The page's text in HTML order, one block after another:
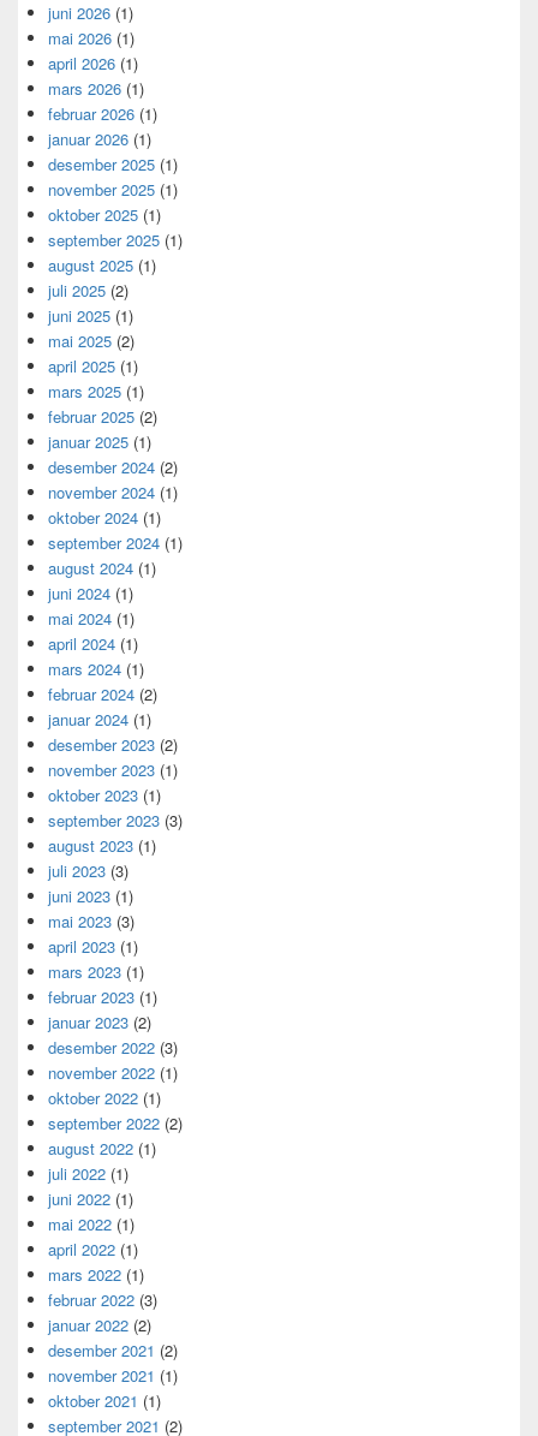
juni 2026 (1)
mai 2026 (1)
april 2026 (1)
mars 2026 (1)
februar 2026 (1)
januar 2026 (1)
desember 2025 (1)
november 2025 (1)
oktober 2025 (1)
september 2025 (1)
august 2025 (1)
juli 2025 (2)
juni 2025 (1)
mai 2025 (2)
april 2025 (1)
mars 2025 (1)
februar 2025 (2)
januar 2025 (1)
desember 2024 (2)
november 2024 (1)
oktober 2024 (1)
september 2024 (1)
august 2024 (1)
juni 2024 (1)
mai 2024 (1)
april 2024 (1)
mars 2024 (1)
februar 2024 (2)
januar 2024 (1)
desember 2023 (2)
november 2023 (1)
oktober 2023 (1)
september 2023 (3)
august 2023 (1)
juli 2023 (3)
juni 2023 (1)
mai 2023 (3)
april 2023 (1)
mars 2023 (1)
februar 2023 (1)
januar 2023 (2)
desember 2022 (3)
november 2022 (1)
oktober 2022 (1)
september 2022 (2)
august 2022 (1)
juli 2022 (1)
juni 2022 (1)
mai 2022 (1)
april 2022 (1)
mars 2022 (1)
februar 2022 (3)
januar 2022 (2)
desember 2021 (2)
november 2021 (1)
oktober 2021 (1)
september 2021 (2)